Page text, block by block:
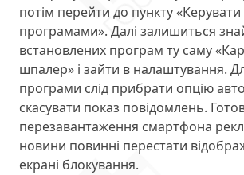
потім перейти до пункту «Керувати
програмами». Далі залишиться
встановлених програм ту саму
шпалер» і зайти в налаштування.
програми слід прибрати опцію
скасувати показ повідомлень.
перезавантаження смартфона
новини повинні перестати
екрані блокування.